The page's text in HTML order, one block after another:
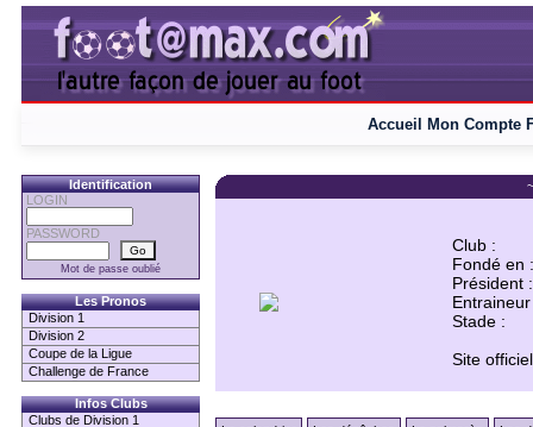
Accueil Mon Compte
Identification
LOGIN
PASSWORD
Mot de passe oublié
Les Pronos
Division 1
Division 2
Coupe de la Ligue
Challenge de France
Infos Clubs
Clubs de Division 1
Club :
Fondé en :
Président :
Stade :
Site